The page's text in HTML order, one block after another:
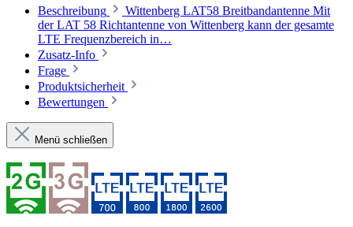
Beschreibung
Wittenberg LAT58 Breitbandantenne Mit
der LAT 58 Richtantenne von Wittenberg kann der gesamte
LTE Frequenzbereich in…
Zusatz-Info
Frage
Produktsicherheit
Bewertungen
Menü schließen